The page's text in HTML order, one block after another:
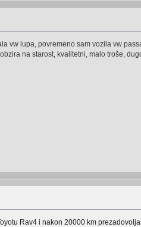
vw lupa, povremeno sam vozila vw
na starost, kvalitetni, malo troše, dugo
Rav4 i nakon 20000 km